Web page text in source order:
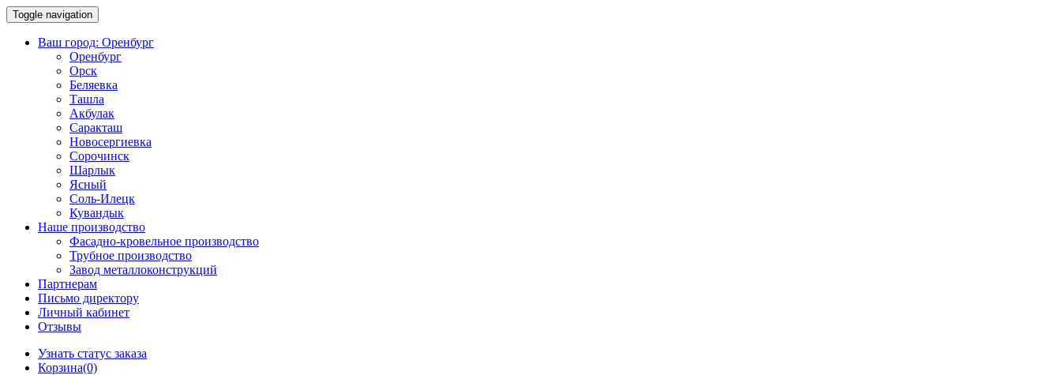
Toggle navigation
Ваш город: Оренбург
Оренбург
Орск
Беляевка
Ташла
Акбулак
Саракташ
Новосергиевка
Сорочинск
Шарлык
Ясный
Соль-Илецк
Кувандык
Наше производство
Фасадно-кровельное производство
Трубное производство
Завод металлоконструкций
Партнерам
Письмо директору
Личный кабинет
Отзывы
Узнать статус заказа
Корзина(0)